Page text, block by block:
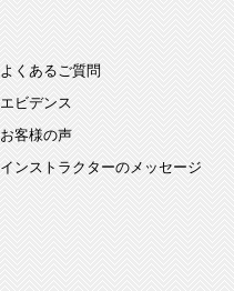
よくあるご質問
エビデンス
お客様の声
インストラクターのメッセージ